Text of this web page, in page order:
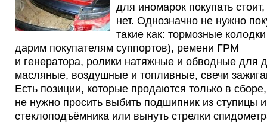
для иномарок покупать стоит,
нет. Однозначно не нужно
такие как: тормозные
дарим покупателям суппортов), ремени ГРМ
и генератора, ролики натяжные и обводные для
масляные, воздушные и топливные, свечи
Есть позиции, которые продаются только в
не нужно просить выбить подшипник из ступицы и
стеклоподъёмника или вынуть стрелки